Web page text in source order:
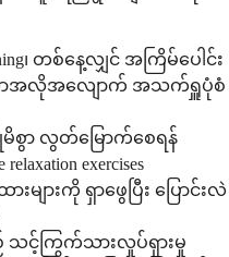
၊ တစ်နေ့လျှင် အကြိမ်ပေါင်း
ောအလိုအလျောက် အသက်ရှူပုံစံ
စွာ လွတ်မြောက်စေရန်
exercises
ားကို ရှာဖွေပြီး ပြောင်းလဲ
သည် သင့်ကြွက်သားလှုပ်ရှားမှု